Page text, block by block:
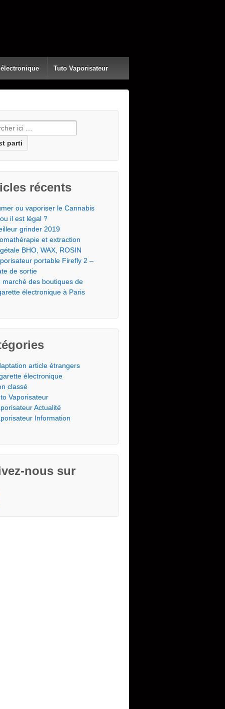
Tuto Vaporisateur
pour:
récents
ou vaporiser le Cannabis
il est légal ?
grinder 2019
et extraction
BHO, WAX, ROSIN
portable Firefly 2 –
de sortie
marché des boutiques de
électronique à Paris
article étrangers
électronique
classé
Vaporisateur
Actualité
Information
nous sur